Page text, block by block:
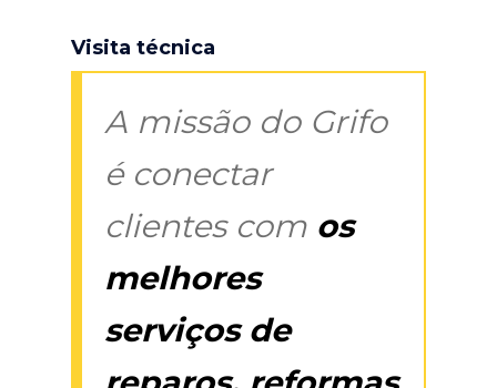
Visita técnica
A missão do Grifo
é conectar
clientes com os
melhores
serviços de